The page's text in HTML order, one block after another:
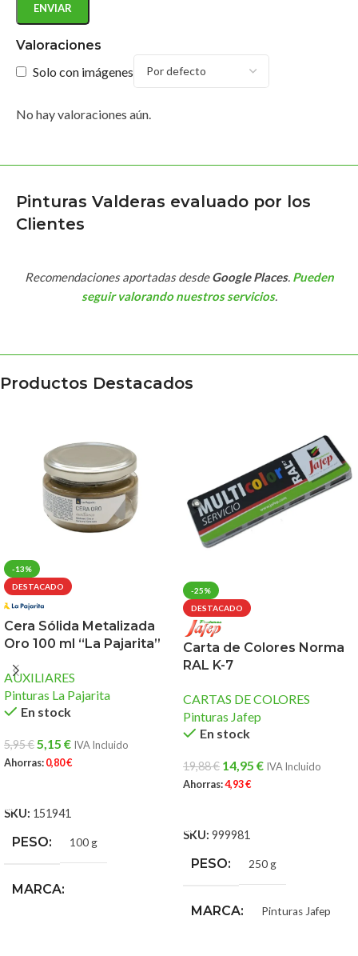
Valoraciones
Solo con imágenes
No hay valoraciones aún.
Pinturas Valderas evaluado por los
Clientes
Recomendaciones aportadas desdeGoogle Places. Pueden
seguir valorando nuestros servicios.
Productos Destacados
-13%
DESTACADO
Cera Sólida Metalizada
Oro 100 ml “La Pajarita”
AUXILIARES
Pinturas La Pajarita
En stock
5,95€ 5,15 € IVA Incluido
Ahorras:0,80€
SKU: 151941
PESO 100 g
MARCA
-25%
DESTACADO
Carta de Colores Norma
RAL K-7
CARTAS DE COLORES
Pinturas Jafep
En stock
19,88€ 14,95 € IVA Incluido
Ahorras:4,93€
SKU: 999981
PESO 250 g
MARCA Pinturas Jafep